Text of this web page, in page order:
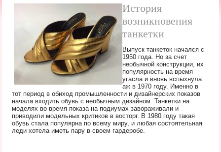
История
возникновения
танкетки
Выпуск танкеток начался с
1950 года. Но за счет
необычной конструкции, их
популярность на время
угасла и вновь вспыхнула
аж в 1970 году. Именно в
тот период в обиход промышленности и дизайнерских показов
начала входить обувь с необычным дизайном. Танкетки на
моделях во время показа на подиумах завораживали и
приводили модельных критиков в восторг. В 1980 году такая
обувь стала популярна по всему миру, и любая состоятельная
леди хотела иметь пару в своем гардеробе.